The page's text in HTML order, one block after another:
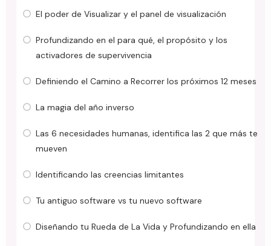
El poder de Visualizar y el panel de visualización
Profundizando en el para qué, el propósito y los
activadores de supervivencia
Definiendo el Camino a Recorrer los próximos 12 meses
La magia del año inverso
Las 6 necesidades humanas, identifica las 2 que más te
mueven
Identificando las creencias limitantes
Tu antiguo software vs tu nuevo software
Diseñando tu Rueda de La Vida y Profundizando en ella